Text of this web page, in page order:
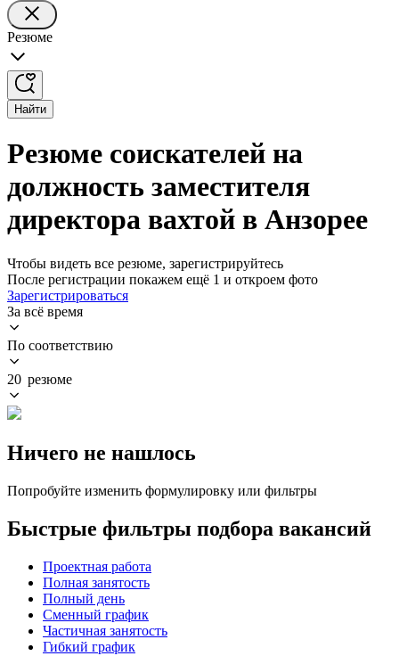
Резюме
Найти
Резюме соискателей на
должность заместителя
директора вахтой в Анзорее
Чтобы видеть все резюме, зарегистрируйтесь
После регистрации покажем ещё 1 и откроем фото
Зарегистрироваться
За всё время
По соответствию
20 резюме
Ничего не нашлось
Попробуйте изменить формулировку или фильтры
Быстрые фильтры подбора вакансий
Проектная работа
Полная занятость
Полный день
Сменный график
Частичная занятость
Гибкий график